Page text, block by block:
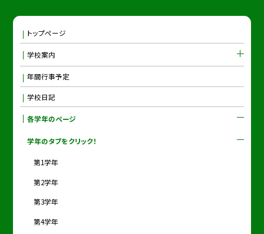
トップページ
学校案内
年間行事予定
学校日記
各学年のページ
学年のタブをクリック！
第1学年
第2学年
第3学年
第4学年